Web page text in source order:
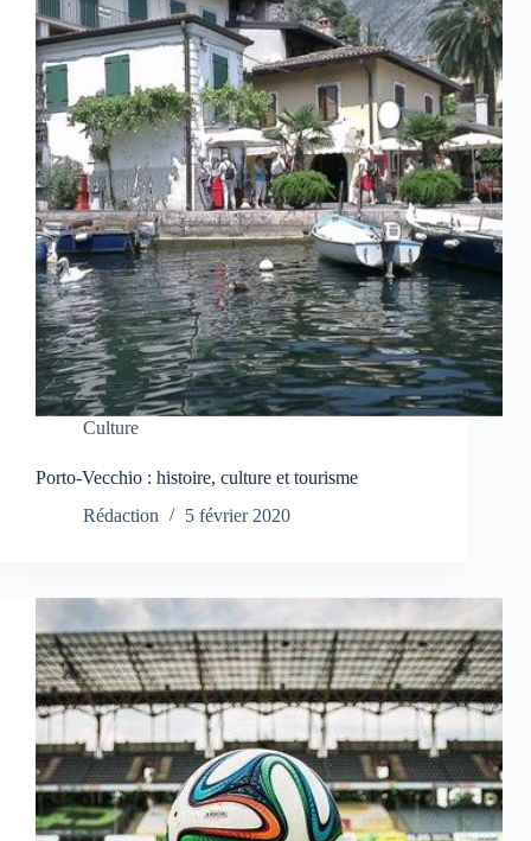
Culture
Porto-Vecchio : histoire, culture et tourisme
Rédaction
5 février 2020